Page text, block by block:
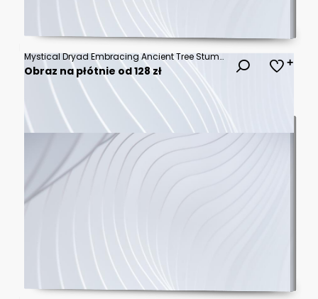
Mystical Dryad Embracing Ancient Tree Stump in Black and White Illustration.
Obraz na płótnie od 128 zł